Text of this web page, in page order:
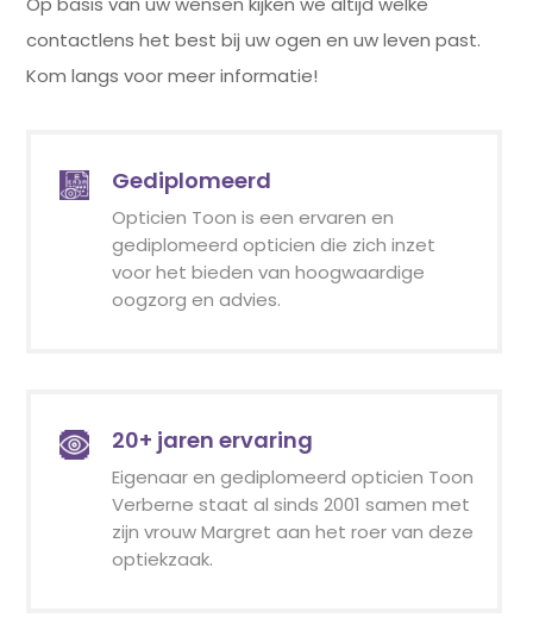
contactlens het best bij uw ogen en uw leven past.
Kom langs voor meer informatie!
Gediplomeerd
Opticien Toon is een ervaren en
gediplomeerd opticien die zich inzet
voor het bieden van hoogwaardige
oogzorg en advies.
20+ jaren ervaring
Eigenaar en gediplomeerd opticien Toon
Verberne staat al sinds 2001 samen met
zijn vrouw Margret aan het roer van deze
optiekzaak.